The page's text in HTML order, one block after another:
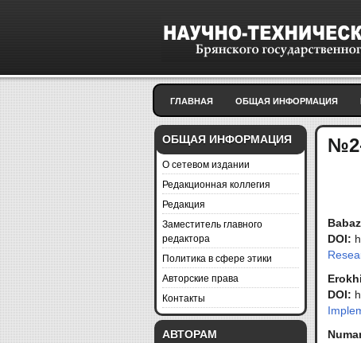
ГЛАВНАЯ ОБЩАЯ ИНФОРМАЦИЯ
ОБЩАЯ ИНФОРМАЦИЯ
О сетевом издании
Редакционная коллегия
Редакция
Заместитель главного
редактора
Политика в сфере этики
Авторские права
Контакты
АВТОРАМ
DOI:
DOI: